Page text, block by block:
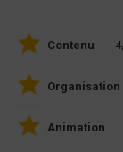
Contenu
Organisation
Animation